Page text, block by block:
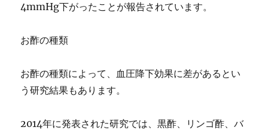
4mmHg下がったことが報告されています。
お酢の種類
お酢の種類によって、血圧降下効果に差があるとい
う研究結果もあります。
2014年に発表された研究では、黒酢、リンゴ酢、バ